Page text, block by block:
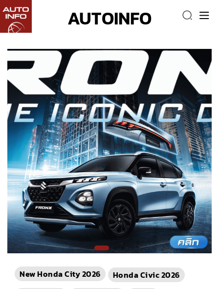
AUTOINFO
New Honda City 2026
Honda Civic 2026